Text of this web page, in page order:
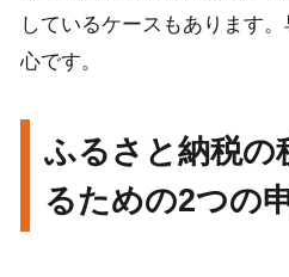
しているケースもあります
心です。
ふるさと納税の
るための2つの